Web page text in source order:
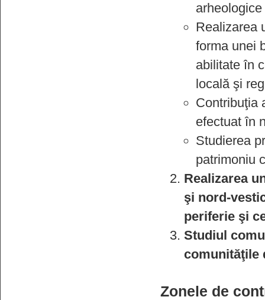
Realizarea
forma unei
abilitate în
locală şi
Contribuţia
efectuat în
Studierea
patrimoniu
Realizarea
şi nord-
periferie şi
Studiul
comunităţile
Zonele de